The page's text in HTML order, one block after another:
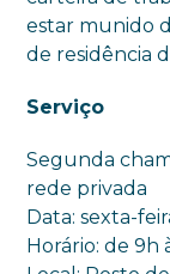
estar munido
de residência
Serviço
Segunda
rede privada
Data: sexta-
Horário: de 9h